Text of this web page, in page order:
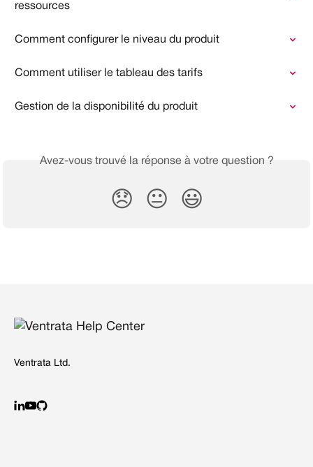
ressources
Comment configurer le niveau du produit
Comment utiliser le tableau des tarifs
Gestion de la disponibilité du produit
Avez-vous trouvé la réponse à votre question ?
😞 😐 😃
Ventrata Ltd.